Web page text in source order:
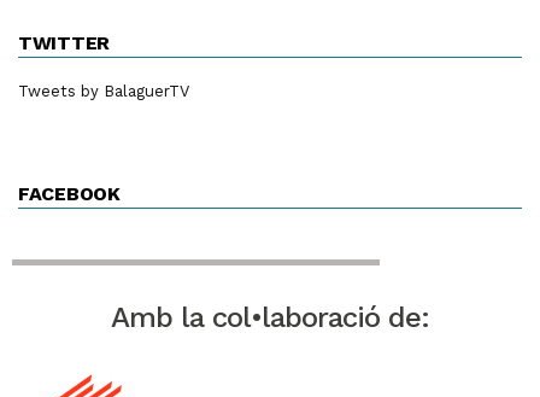
TWITTER
Tweets by BalaguerTV
FACEBOOK
Amb la col•laboració de: